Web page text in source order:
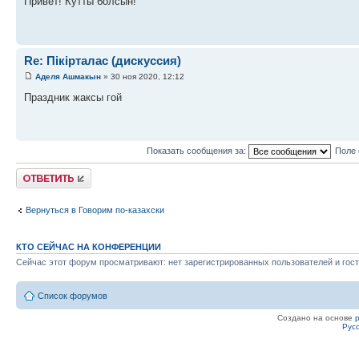
Re: Пікірталас (дискуссия)
Аделя Ашмакын » 30 ноя 2020, 12:12
Праздник жаксы гой
Показать сообщения за: Поле
Ответить
Вернуться в Говорим по-казахски
КТО СЕЙЧАС НА КОНФЕРЕНЦИИ
Сейчас этот форум просматривают: нет зарегистрированных пользователей и
Список форумов
Создано на основе